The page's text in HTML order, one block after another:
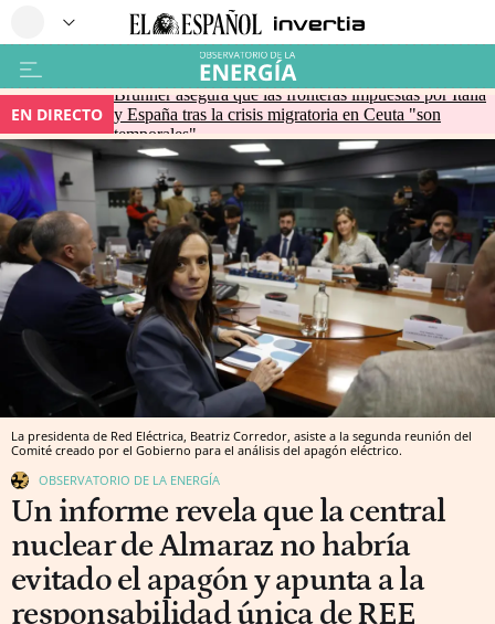
EN DIRECTO
Brunner asegura que las fronteras impuestas por Italia
y España tras la crisis migratoria en Ceuta "son
temporales"
La presidenta de Red Eléctrica, Beatriz Corredor, asiste a la segunda reunión del
Comité creado por el Gobierno para el análisis del apagón eléctrico.
OBSERVATORIO DE LA ENERGÍA
Un informe revela que la central
nuclear de Almaraz no habría
evitado el apagón y apunta a la
responsabilidad única de REE